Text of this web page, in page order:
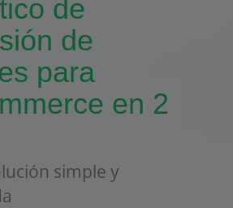
de
de
para
en 2
simple y